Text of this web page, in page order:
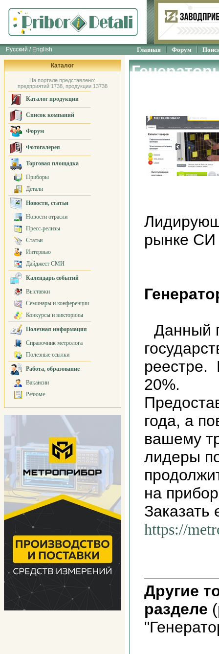
Русский / English Главная Форум
Каталог
На портале представлено:
предприятий 1738, продукции 13738
Каталог продукции
Список компаний
Форум
Фотогалерея
Торговая площадка
Приборы
Детали
Новости, статьи
Новости отрасли
Пресс-релизы
Статьи
Интервью
Дайджест СМИ
Календарь событий
Выставки
Семинары и конференции
Конкурсы и викторины
Полезная информация
Справочник метролога
Полезные ссылки
Работа, образование
Вакансии
Резюме
рынке СИ
Данный
реестре.
20%.
года, а
вашему
лидеры
на
Заказать
https://
Другие
разделе